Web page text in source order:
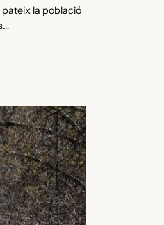
pateix la població